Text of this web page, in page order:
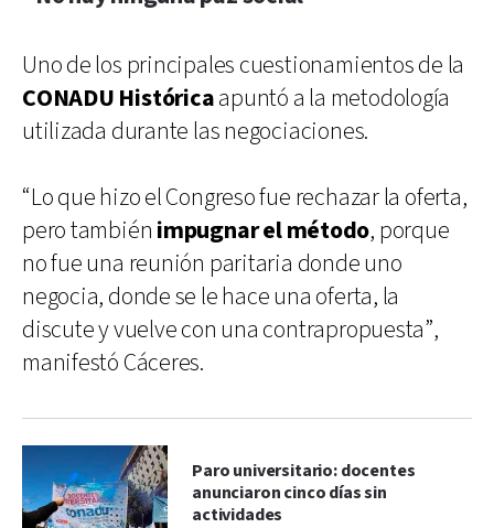
Uno de los principales cuestionamientos de la
CONADU Históricaapuntó a la metodología
utilizada durante las negociaciones.
“Lo que hizo el Congreso fue rechazar la oferta,
pero también impugnar el método, porque
no fue una reunión paritaria donde uno
negocia, donde se le hace una oferta, la
discute y vuelve con una contrapropuesta”,
manifestó Cáceres.
Paro universitario: docentes
anunciaron cinco días sin
actividades